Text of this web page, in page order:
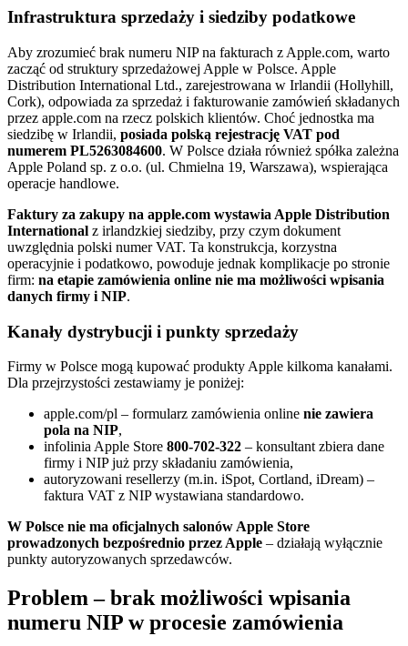
Infrastruktura sprzedaży i siedziby podatkowe
Aby zrozumieć brak numeru NIP na fakturach z Apple.com, warto
zacząć od struktury sprzedażowej Apple w Polsce. Apple
Distribution International Ltd., zarejestrowana w Irlandii (Hollyhill,
Cork), odpowiada za sprzedaż i fakturowanie zamówień składanych
przez apple.com na rzecz polskich klientów. Choć jednostka ma
siedzibę w Irlandii, posiada polską rejestrację VAT pod
numerem PL5263084600. W Polsce działa również spółka zależna
Apple Poland sp. z o.o. (ul. Chmielna 19, Warszawa), wspierająca
operacje handlowe.
Faktury za zakupy na apple.com wystawia Apple Distribution
International z irlandzkiej siedziby, przy czym dokument
uwzględnia polski numer VAT. Ta konstrukcja, korzystna
operacyjnie i podatkowo, powoduje jednak komplikacje po stronie
firm: na etapie zamówienia online nie ma możliwości wpisania
danych firmy i NIP.
Kanały dystrybucji i punkty sprzedaży
Firmy w Polsce mogą kupować produkty Apple kilkoma kanałami.
Dla przejrzystości zestawiamy je poniżej:
apple.com/pl – formularz zamówienia online nie zawiera
pola na NIP,
infolinia Apple Store 800-702-322 – konsultant zbiera dane
firmy i NIP już przy składaniu zamówienia,
autoryzowani resellerzy (m.in. iSpot, Cortland, iDream) –
faktura VAT z NIP wystawiana standardowo.
W Polsce nie ma oficjalnych salonów Apple Store
prowadzonych bezpośrednio przez Apple – działają wyłącznie
punkty autoryzowanych sprzedawców.
Problem – brak możliwości wpisania
numeru NIP w procesie zamówienia